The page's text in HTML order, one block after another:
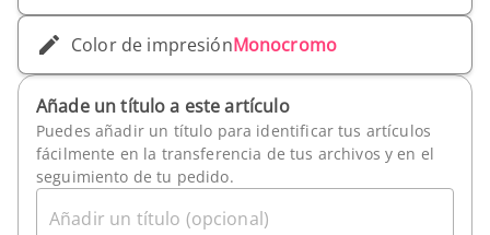
Color de impresiónMonocromo
Añade un título a este artículo
Puedes añadir un título para identificar tus artículos
fácilmente en la transferencia de tus archivos y en el
seguimiento de tu pedido.
Añadir un título (opcional)